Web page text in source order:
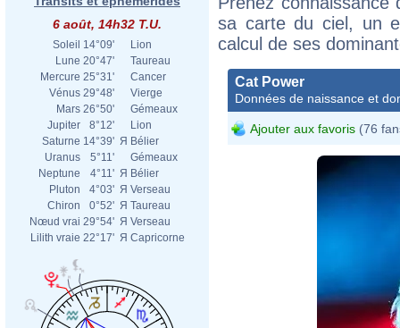
6 août, 14h32 T.U.
Soleil 14°09'
Lion
Lune 20°47'
Taureau
Mercure 25°31'
Cancer
Vénus 29°48'
Vierge
Mars 26°50'
Gémeaux
Jupiter
8°12'
Lion
Saturne 14°39' Я Bélier
Uranus
5°11'
Gémeaux
Neptune
4°11' Я Bélier
Pluton
4°03' Я Verseau
Chiron
0°52' Я Taureau
Nœud vrai 29°54' Я Verseau
Lilith vraie 22°17' Я Capricorne
sa carte du ciel, un
calcul de ses
Cat Power
Données de naissance et
Ajouter aux favoris (76